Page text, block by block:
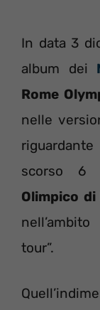
In data 3
album dei
Rome
nelle
scorso 6
Olimpico di
tour”.